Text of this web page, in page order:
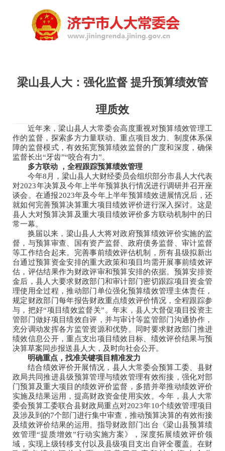
梁山县人大：强化监督 提升预算绩效管
理质效
近年来，梁山县人大常委会高度重视对预算绩效管理工
作的监督，探索多方力量联动、重点项目发力、制度体系保
障的监督模式，有效拓宽预算绩效监督的广度和深度，确保
监督长出“牙齿”“咬合有力”。
多方联动 ，全程跟踪预算绩效管理
今年8月，梁山县人大财经委员会组织部分市县人大代表
对2023年决算及今年上半年预算执行情况进行调研并召开座
谈会。在通报2023年及今年上半年预算绩效进展情况后，还
就如何完善预算决算重大项目绩效评价进行深入探讨。这是
县人大对预算决算及重大项目绩效评价多方联动机制中的日
常一幕。
换届以来，梁山县人大将对政府预算绩效评价实施的监
督，与预算审查、国有资产监督、政府债务监督、审计监督
等工作结合起来。完善事前绩效评估机制，所有县级拟新出
台通过预算资金安排的重大政策和项目均需开展事前绩效评
估，评估结果作为财政评审和预算安排的依据。预算安排资
金后，县人大要求财政部门和审计部门密切跟踪项目资金管
理使用全过程，推动部门单位强化预算绩效管理主体责任，
规定财政部门每年报告财政重点绩效评价情况，全程跟踪参
与，把好“项目绩效监督关”。年末，县人大督促项目投资主
管部门做好项目绩效自评，并与审计等监管部门沟通协作，
充分调动发挥各方监管资源和优势。同时要求财政部门推进
绩效信息公开，重点支出项目绩效目标、绩效评价结果与预
决算草案同步报送县人大，及时向社会公开。
明确重点，找准关键项目精准发力
结合绩效评价开展情况，县人大常委会预算工委、县财
政局共同推进县级预算管理与绩效管理有效衔接，强化对部
门预算及重大项目的绩效评价监督，多措并举推动绩效评价
实施及结果运用，提高财政资金使用实效。今年，县人大常
委会预算工委联合县财政局重点对2023年10个绩效管理项目
及涉及到的7个部门进行集中审查，推动预算决算的有效衔接
及绩效评价结果的运用。指导财政部门出台《梁山县预算绩
效管理“提质增效”行动实施方案》，深度拓展绩效评价领
域，实现上级转移支付以及县级项目支出自评全覆盖。在财